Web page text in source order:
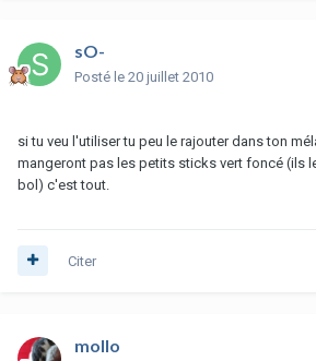
sO-
Posté le 20 juillet 2010
si tu veu l'utiliser tu peu le rajouter dans ton
mangeront pas les petits sticks vert foncé (ils
bol) c'est tout.
Citer
mollo